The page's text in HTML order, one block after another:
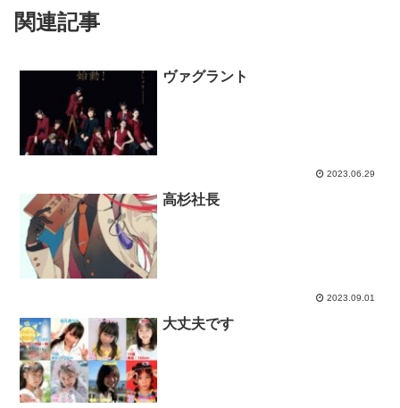
関連記事
ヴァグラント
2023.06.29
高杉社長
2023.09.01
大丈夫です